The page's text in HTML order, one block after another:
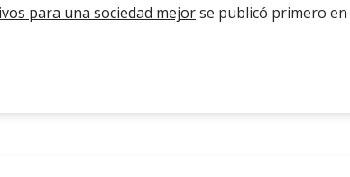
para una sociedad mejorse publicó primero en